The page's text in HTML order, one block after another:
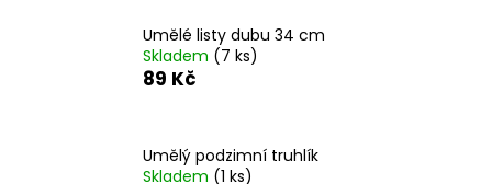
Umělé listy dubu 34 cm
Skladem (7 ks)
89 Kč
Umělý podzimní truhlík
Skladem (1 ks)